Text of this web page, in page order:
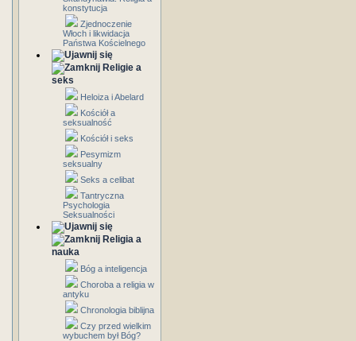
konstytucja
Zjednoczenie
Włoch i likwidacja
Państwa Kościelnego
Religie a
seks
Heloiza i Abelard
Kościół a
seksualność
Kościół i seks
Pesymizm
seksualny
Seks a celibat
Tantryczna
Psychologia
Seksualności
Religia a
nauka
Bóg a inteligencja
Choroba a religia w
antyku
Chronologia biblijna
Czy przed wielkim
wybuchem był Bóg?